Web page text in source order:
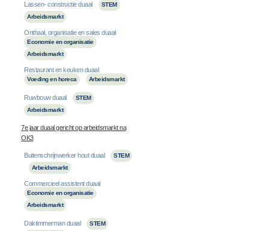
Lassen- constructie duaal
STEM
Arbeidsmarkt
Onthaal, organisatie en sales duaal
Economie en organisatie
Arbeidsmarkt
Restaurant en keuken duaal
Voeding en horeca Arbeidsmarkt
Ruwbouw duaal
STEM
Arbeidsmarkt
7e jaar duaal gericht op arbeidsmarkt na
OK3
Buitenschrijnwerker hout duaal
STEM
Arbeidsmarkt
Commercieel assistent duaal
Economie en organisatie
Arbeidsmarkt
Daktimmerman duaal
STEM